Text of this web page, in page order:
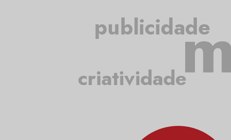
publicidade
criatividade